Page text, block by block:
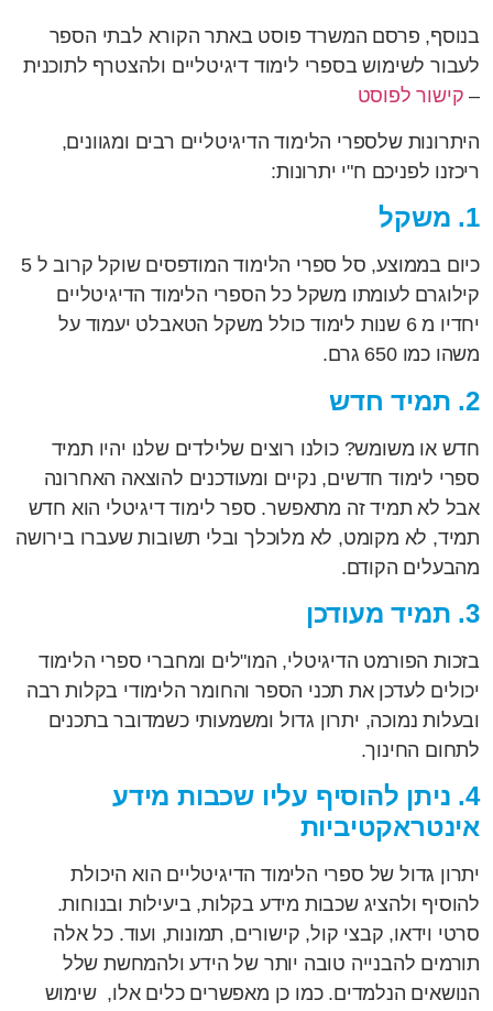
בנוסף, פרסם המשרד פוסט באתר הקורא לבתי הספר
לעבור לשימוש בספרי לימוד דיגיטליים ולהצטרף לתוכנית
– קישור לפוסט
היתרונות שלספרי הלימוד הדיגיטליים רבים ומגוונים,
ריכזנו לפניכם ח"י יתרונות:
1. משקל
כיום בממוצע, סל ספרי הלימוד המודפסים שוקל קרוב ל 5
קילוגרם לעומתו משקל כל הספרי הלימוד הדיגיטליים
יחדיו מ 6 שנות לימוד כולל משקל הטאבלט יעמוד על
משהו כמו 650 גרם.
2. תמיד חדש
חדש או משומש? כולנו רוצים שלילדים שלנו יהיו תמיד
ספרי לימוד חדשים, נקיים ומעודכנים להוצאה האחרונה
אבל לא תמיד זה מתאפשר. ספר לימוד דיגיטלי הוא חדש
תמיד, לא מקומט, לא מלוכלך ובלי תשובות שעברו בירושה
מהבעלים הקודם.
3. תמיד מעודכן
בזכות הפורמט הדיגיטלי, המו"לים ומחברי ספרי הלימוד
יכולים לעדכן את תכני הספר והחומר הלימודי בקלות רבה
ובעלות נמוכה, יתרון גדול ומשמעותי כשמדובר בתכנים
לתחום החינוך.
4. ניתן להוסיף עליו שכבות מידע
אינטראקטיביות
יתרון גדול של ספרי הלימוד הדיגיטליים הוא היכולת
להוסיף ולהציג שכבות מידע בקלות, ביעילות ובנוחות.
סרטי וידאו, קבצי קול, קישורים, תמונות, ועוד. כל אלה
תורמים להבנייה טובה יותר של הידע ולהמחשת שלל
הנושאים הנלמדים. כמו כן מאפשרים כלים אלו, שימוש